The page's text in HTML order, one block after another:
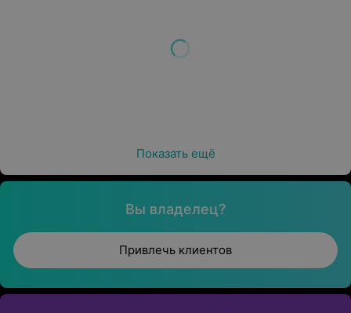
Показать ещё
Вы владелец?
Привлечь клиентов